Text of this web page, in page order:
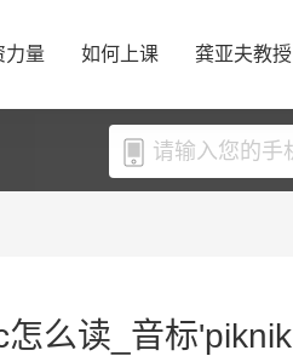
力量 如何上课 龚亚夫教授
么读_音标'piknik